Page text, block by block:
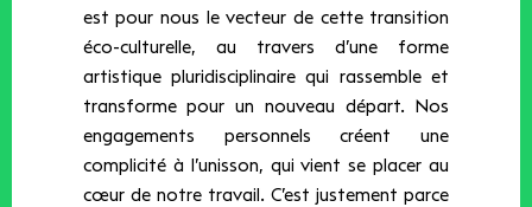
est pour nous le vecteur de cette transition
éco-culturelle, au travers d’une forme
artistique pluridisciplinaire qui rassemble et
transforme pour un nouveau départ. Nos
engagements personnels créent une
complicité à l’unisson, qui vient se placer au
cœur de notre travail. C’est justement parce